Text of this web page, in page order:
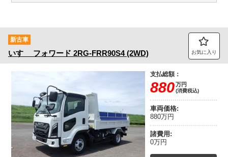
新古車
いすゞ フォワード 2RG-FRR90S4 (2WD) お気に入り
支払総額：
880万円
(消費税込)
車両価格:
880万円
諸費用:
0万円